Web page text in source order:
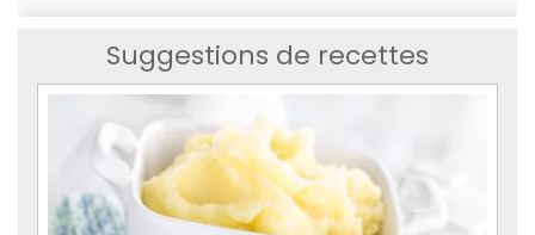
Suggestions de recettes